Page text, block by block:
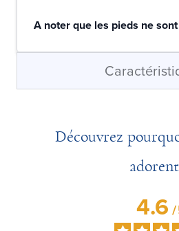
A noter que les pieds ne
Découvrez
adorent
4.6/